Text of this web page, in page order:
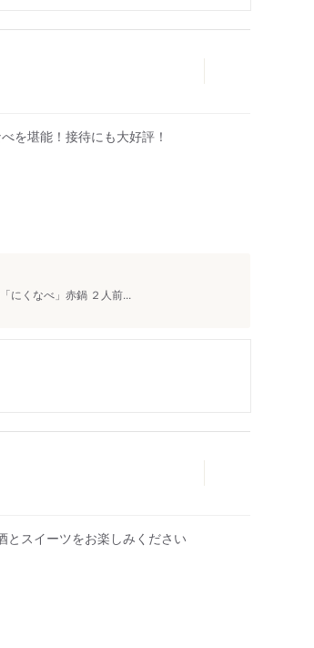
を堪能！接待にも大好評！
にくなべ」赤鍋 ２人前...
スイーツをお楽しみください